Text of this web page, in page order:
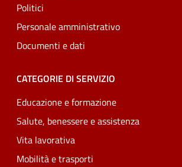
Politici
Personale amministrativo
Documenti e dati
CATEGORIE DI SERVIZIO
Educazione e formazione
Salute, benessere e assistenza
Vita lavorativa
Mobilità e trasporti